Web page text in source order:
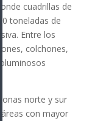
cuadrillas de
toneladas de
Entre los
colchones,
norte y sur
áreas con mayor